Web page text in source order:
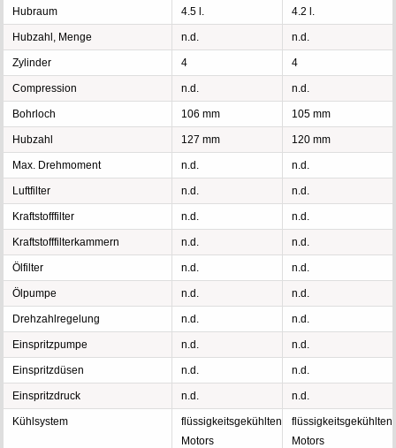
Hubraum 4.5 l. 4.2 l.
Hubzahl, Menge n.d. n.d.
Zylinder 4 4
Compression n.d. n.d.
Bohrloch 106 mm 105 mm
Hubzahl 127 mm 120 mm
Max. Drehmoment n.d. n.d.
Luftfilter n.d. n.d.
Kraftstofffilter n.d. n.d.
Kraftstofffilterkammern n.d. n.d.
Ölfilter n.d. n.d.
Ölpumpe n.d. n.d.
Drehzahlregelung n.d. n.d.
Einspritzpumpe n.d. n.d.
Einspritzdüsen n.d. n.d.
Einspritzdruck n.d. n.d.
Kühlsystem
flüssigkeitsgekühlten
Motors
flüssigkeitsgekühlten
Motors